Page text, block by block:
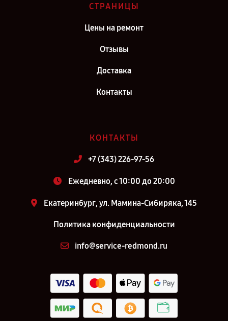
СТРАНИЦЫ
Цены на ремонт
Отзывы
Доставка
Контакты
КОНТАКТЫ
+7 (343) 226-97-56
Ежедневно, с 10:00 до 20:00
Екатеринбург, ул. Мамина-Сибиряка, 145
Политика конфиденциальности
info@service-redmond.ru